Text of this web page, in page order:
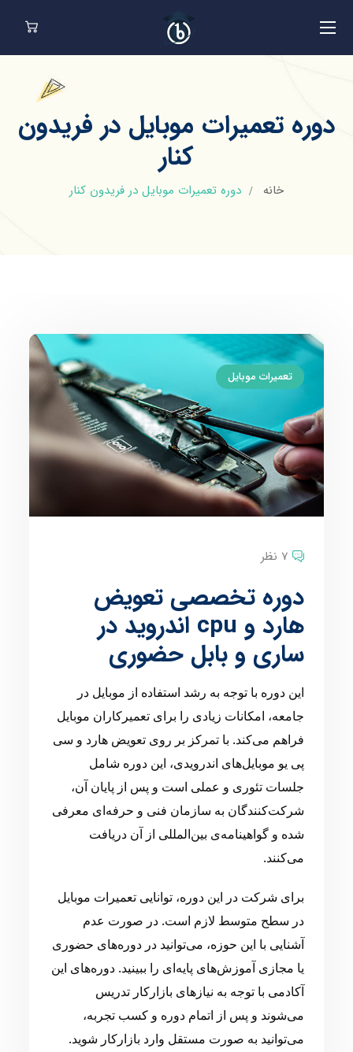
دوره تعمیرات موبایل در فریدون
کنار
خانه دوره تعمیرات موبایل در فریدون کنار
تعمیرات موبایل
7 نظر
دوره تخصصی تعویض
هارد و cpu اندروید در
ساری و بابل حضوری
این دوره با توجه به رشد استفاده از موبایل در
جامعه، امکانات زیادی را برای تعمیرکاران موبایل
فراهم می‌کند. با تمرکز بر روی تعویض هارد و سی
پی یو موبایل‌های اندرویدی، این دوره شامل
جلسات تئوری و عملی است و پس از پایان آن،
شرکت‌کنندگان به سازمان فنی و حرفه‌ای معرفی
شده و گواهینامه‌ی بین‌المللی از آن دریافت
می‌کنند.
برای شرکت در این دوره، توانایی تعمیرات موبایل
در سطح متوسط لازم است. در صورت عدم
آشنایی با این حوزه، می‌توانید در دوره‌های حضوری
یا مجازی آموزش‌های پایه‌ای را ببینید. دوره‌های این
آکادمی با توجه به نیازهای بازارکار تدریس
می‌شوند و پس از اتمام دوره و کسب تجربه،
می‌توانید به صورت مستقل وارد بازارکار شوید.